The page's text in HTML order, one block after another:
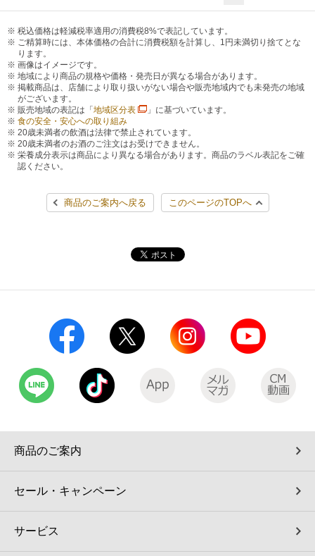
税込価格は軽減税率適用の消費税8%で表記しています。
ご精算時には、本体価格の合計に消費税額を計算し、1円未満切り捨てとな
ります。
画像はイメージです。
地域により商品の規格や価格・発売日が異なる場合があります。
掲載商品は、店舗により取り扱いがない場合や販売地域内でも未発売の地域
がございます。
販売地域の表記は「 地域区分表
」に基づいています。
食の安全・安心への取り組み
20歳未満者の飲酒は法律で禁止されています。
20歳未満者のお酒のご注文はお受けできません。
栄養成分表示は商品により異なる場合があります。商品のラベル表記をご確
認ください。
商品のご案内へ戻る このページのTOPへ
商品のご案内
セール・キャンペーン
サービス